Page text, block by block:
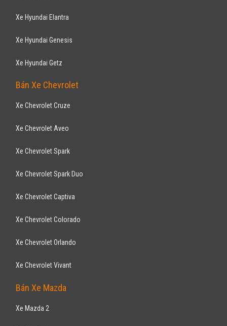
Xe Hyundai Elantra
Xe Hyundai Genesis
Xe Hyundai Getz
Bán Xe Chevrolet
Xe Chevrolet Cruze
Xe Chevrolet Aveo
Xe Chevrolet Spark
Xe Chevrolet Spark Duo
Xe Chevrolet Captiva
Xe Chevrolet Colorado
Xe Chevrolet Orlando
Xe Chevrolet Vivant
Bán Xe Mazda
Xe Mazda 2